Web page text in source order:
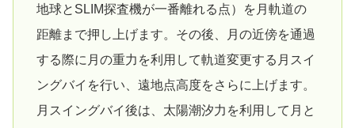
地球とSLIM探査機が一番離れる点）を月軌道の
距離まで押し上げます。その後、月の近傍を通過
する際に月の重力を利用して軌道変更する月スイ
ングバイを行い、遠地点高度をさらに上げます。
月スイングバイ後は、太陽潮汐力を利用して月と